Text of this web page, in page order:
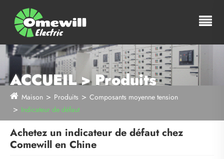
ACCUEIL > Produits
Maison Produits
Composants moyenne tension
Indicateur de défaut
Achetez un indicateur de défaut chez
Comewill en Chine